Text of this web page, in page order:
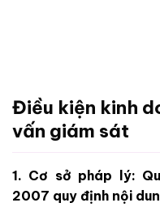
Điều kiện kinh
vấn giám sát
1. Cơ sở pháp lý:
2007 quy định nội